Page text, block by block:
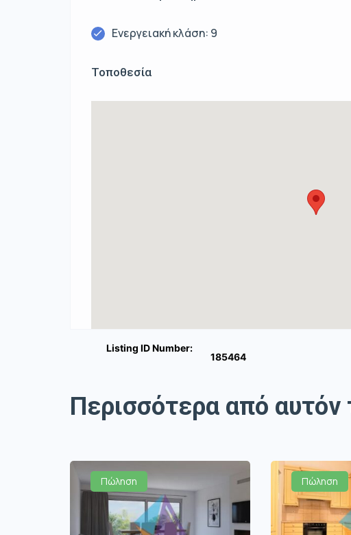
Ενεργειακή κλάση: 9
Τοποθεσία
Listing ID Number:
185464
Περισσότερα από αυτόν
Πώληση Πώληση